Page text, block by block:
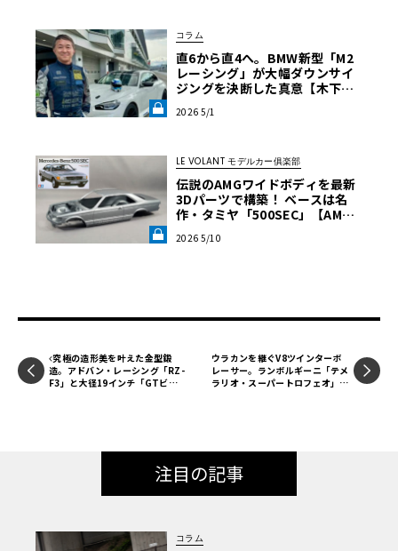
コラム
直6から直4へ。BMW新型「M2
レーシング」が大幅ダウンサイ
ジングを決断した真意【木下隆
B》
2026 5/1
LE VOLANT モデルカー俱楽部
伝説のAMGワイドボディを最新
3Dパーツで構築！ ベースは名
作・タミヤ「500SEC」【AMG 5
Dプリント部品で制作】第1回
2026 5/10
究極の造形美を叶えた金型鍛
造。アドバン・レーシング「RZ-
F3」と大径19インチ「GTビヨ
ウラカンを継ぐV8ツインターボ
レーサー。ランボルギーニ「テメ
ラリオ・スーパートロフェオ」初
注目の記事
コラム